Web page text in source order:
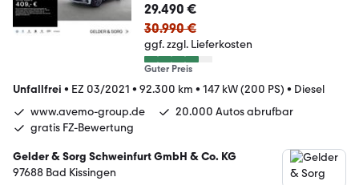
29.490 €
30.990 €
ggf. zzgl. Lieferkosten
Guter Preis
Unfallfrei • EZ 03/2021 • 92.300 km • 147 kW (200 PS) • Diesel
www.avemo-group.de
20.000 Autos abrufbar
gratis FZ-Bewertung
Gelder & Sorg Schweinfurt GmbH & Co. KG
97688 Bad Kissingen